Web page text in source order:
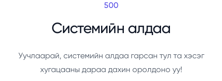
500
Системийн алдаа
Уучлаарай, системийн алдаа гарсан тул та хэсэг
хугацааны дараа дахин оролдоно уу!